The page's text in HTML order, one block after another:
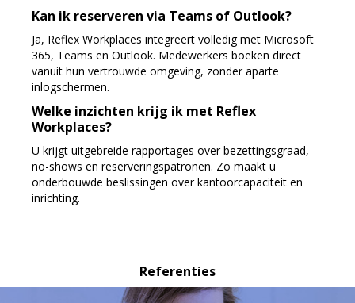
Kan ik reserveren via Teams of Outlook?
Ja, Reflex Workplaces integreert volledig met Microsoft
365, Teams en Outlook. Medewerkers boeken direct
vanuit hun vertrouwde omgeving, zonder aparte
inlogschermen.
Welke inzichten krijg ik met Reflex
Workplaces?
U krijgt uitgebreide rapportages over bezettingsgraad,
no-shows en reserveringspatronen. Zo maakt u
onderbouwde beslissingen over kantoorcapaciteit en
inrichting.
Referenties